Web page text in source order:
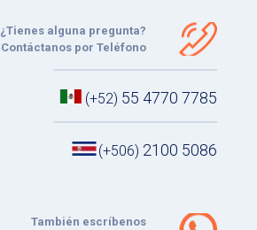
¿Tienes alguna pregunta?
Contáctanos por Teléfono
(+52) 55 4770 7785
(+506) 2100 5086
También escríbenos